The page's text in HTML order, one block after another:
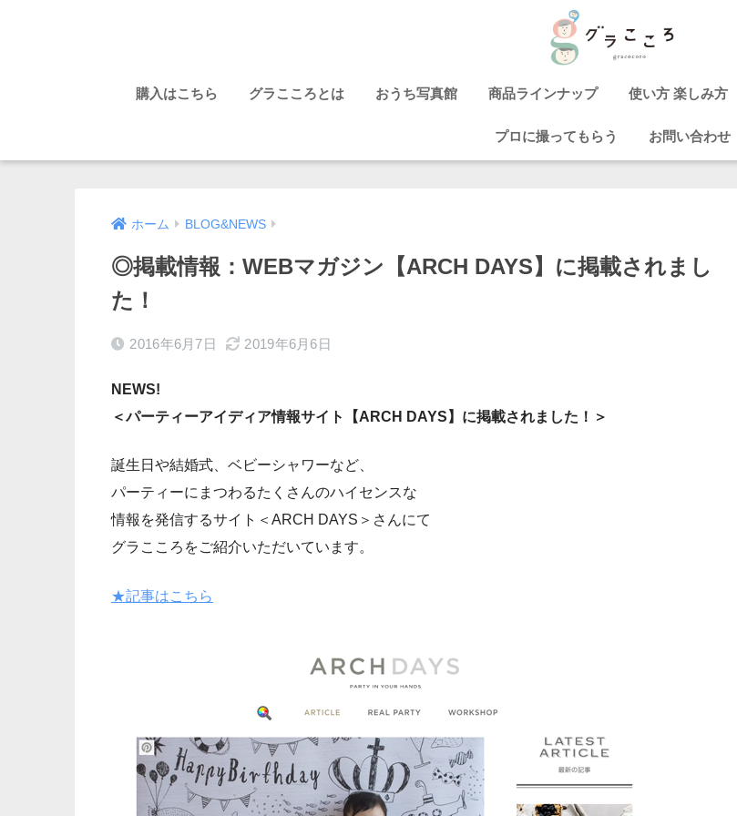
購入はこちら グラこころとは おうち写真館 商品ラインナップ 使い方 楽しみ方
プロに撮ってもらう お問い合わせ
ホーム BLOG&NEWS
◎掲載情報：WEBマガジン【ARCH DAYS】に掲載されまし
た！
2016年6月7日 2019年6月6日
NEWS!
＜パーティーアイディア情報サイト【ARCH DAYS】に掲載されました！＞
誕生日や結婚式、ベビーシャワーなど、
パーティーにまつわるたくさんのハイセンスな
情報を発信するサイト＜ARCH DAYS＞さんにて
グラこころをご紹介いただいています。
★記事はこちら